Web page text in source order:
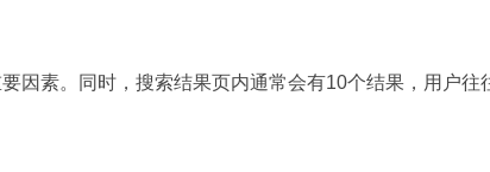
因素。同时，搜索结果页内通常会有10个结果，用户往